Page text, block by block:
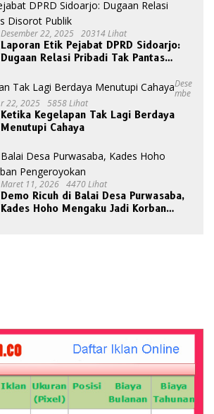
Desember 22, 2025 20314 Lihat
Laporan Etik Pejabat DPRD Sidoarjo:
Dugaan Relasi Pribadi Tak Pantas
Dese
Mbe
R 22, 2025 5858 Lihat
Ketika Kegelapan Tak Lagi Berdaya
Menutupi Cahaya
Maret 11, 2026 4470 Lihat
Demo Ricuh di Balai Desa Purwasaba,
Kades Hoho Mengaku Jadi Korban